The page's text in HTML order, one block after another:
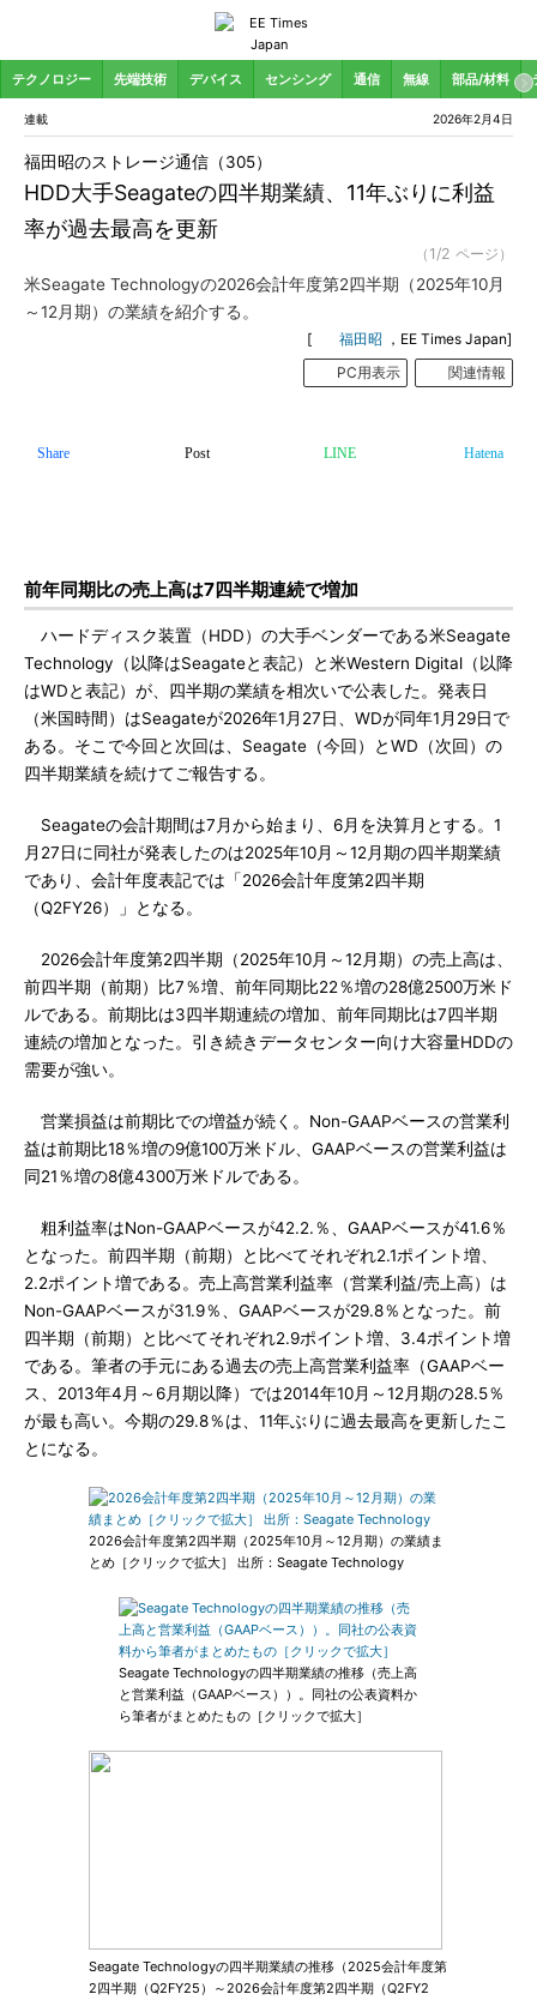
テクノロジー 先端技術 デバイス センシング 通信 無線 部品/材料
連載 2026年2月4日
HDD大手Seagateの四半期業績、11年ぶりに利益
率が過去最高を更新
福田昭のストレージ通信（305）
（1/2 ページ）
米Seagate Technologyの2026会計年度第2四半期（2025年10月
～12月期）の業績を紹介する。
[ 福田昭 ，EE Times Japan]
PC用表示
関連情報
Share Post LINE Hatena
前年同期比の売上高は7四半期連続で増加
ハードディスク装置（HDD）の大手ベンダーである米Seagate
Technology（以降はSeagateと表記）と米Western Digital（以降
はWDと表記）が、四半期の業績を相次いで公表した。発表日
（米国時間）はSeagateが2026年1月27日、WDが同年1月29日で
ある。そこで今回と次回は、Seagate（今回）とWD（次回）の
四半期業績を続けてご報告する。
Seagateの会計期間は7月から始まり、6月を決算月とする。1
月27日に同社が発表したのは2025年10月～12月期の四半期業績
であり、会計年度表記では「2026会計年度第2四半期
（Q2FY26）」となる。
2026会計年度第2四半期（2025年10月～12月期）の売上高は、
前四半期（前期）比7％増、前年同期比22％増の28億2500万米ド
ルである。前期比は3四半期連続の増加、前年同期比は7四半期
連続の増加となった。引き続きデータセンター向け大容量HDDの
需要が強い。
営業損益は前期比での増益が続く。Non-GAAPベースの営業利
益は前期比18％増の9億100万米ドル、GAAPベースの営業利益は
同21％増の8億4300万米ドルである。
粗利益率はNon-GAAPベースが42.2.％、GAAPベースが41.6％
となった。前四半期（前期）と比べてそれぞれ2.1ポイント増、
2.2ポイント増である。売上高営業利益率（営業利益/売上高）は
Non-GAAPベースが31.9％、GAAPベースが29.8％となった。前
四半期（前期）と比べてそれぞれ2.9ポイント増、3.4ポイント増
である。筆者の手元にある過去の売上高営業利益率（GAAPベー
ス、2013年4月～6月期以降）では2014年10月～12月期の28.5％
が最も高い。今期の29.8％は、11年ぶりに過去最高を更新したこ
とになる。
2026会計年度第2四半期（2025年10月～12月期）の業績ま
とめ［クリックで拡大］ 出所：Seagate Technology
Seagate Technologyの四半期業績の推移（売上高
と営業利益（GAAPベース））。同社の公表資料か
ら筆者がまとめたもの［クリックで拡大］
Seagate Technologyの四半期業績の推移（2025会計年度第
2四半期（Q2FY25）～2026会計年度第2四半期（Q2FY2